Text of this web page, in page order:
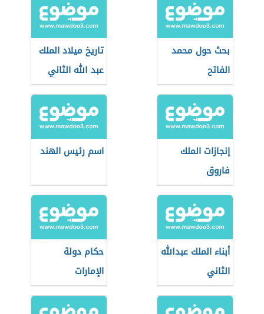
بحث حول محمد
الفاتح
تاريخ ميلاد الملك
عبد الله الثاني
إنجازات الملك
فاروق
اسم رئيس الهند
أبناء الملك عبدالله
الثاني
حكام دولة
الإمارات